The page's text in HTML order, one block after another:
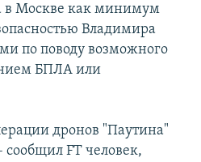
в Москве как минимум
Владимира
по поводу возможного
БПЛА или
дронов "Паутина"
сообщил FT человек,